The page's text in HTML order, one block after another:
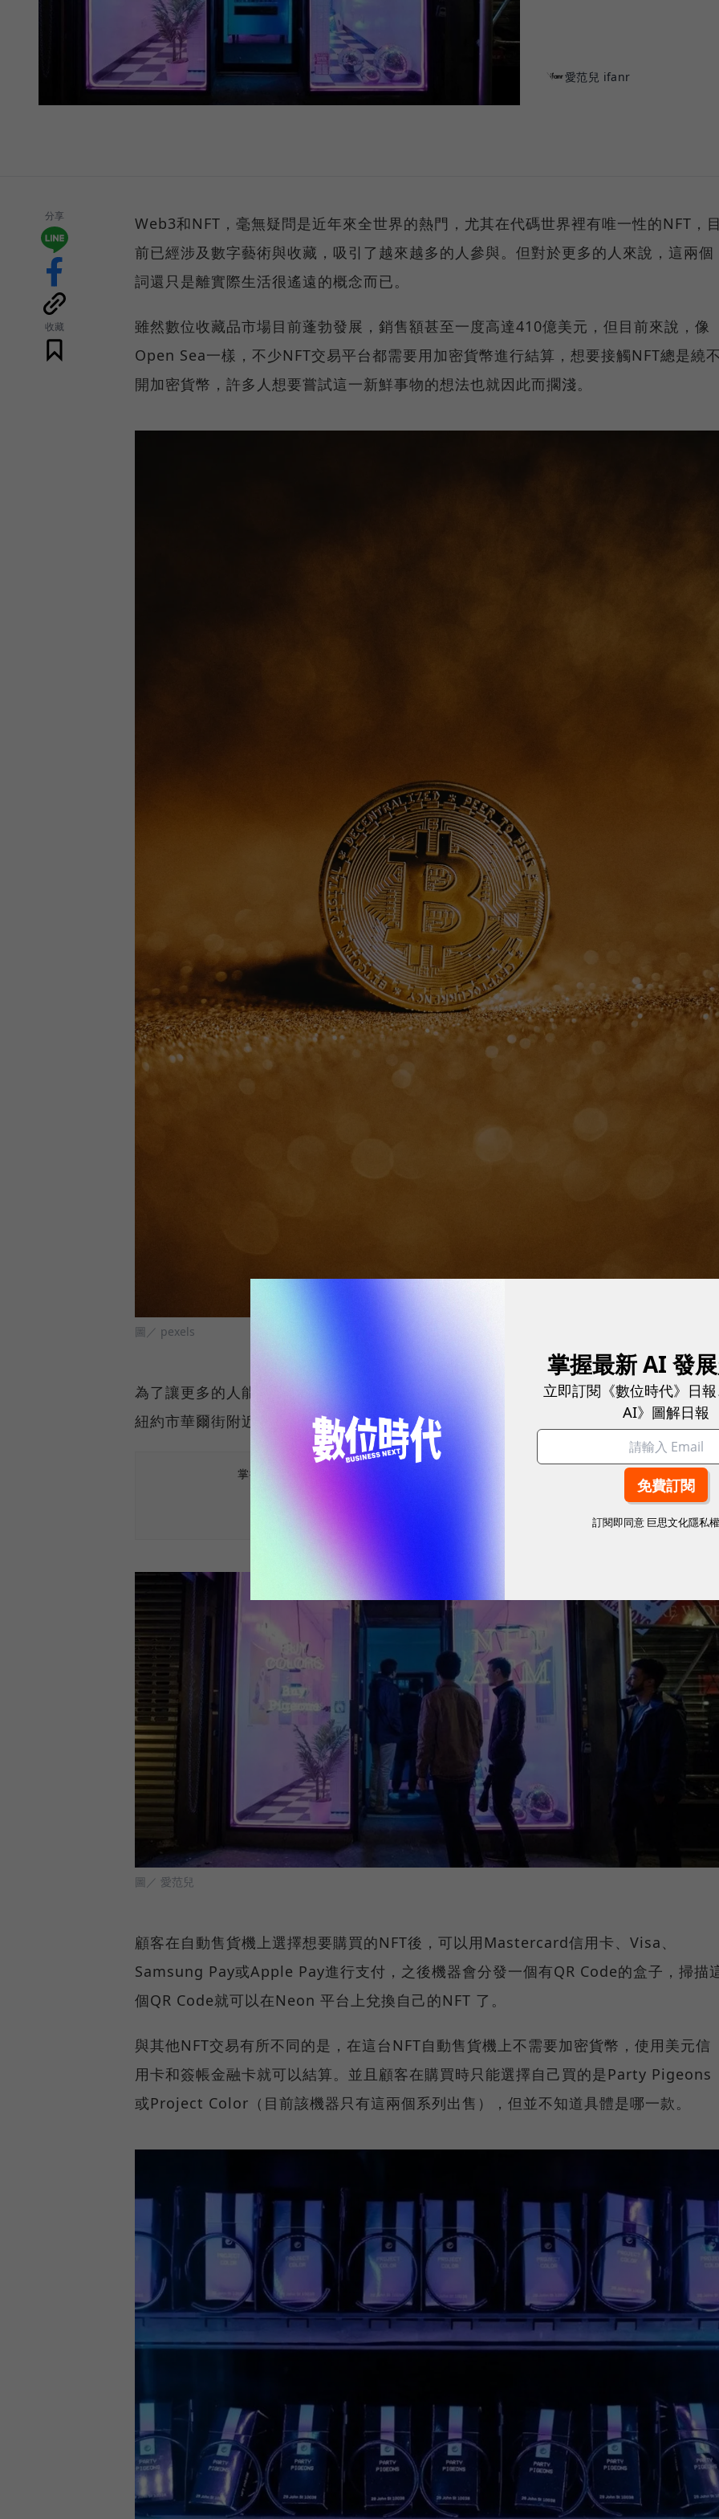
愛范兒 ifanr
分享
收藏
Web3和NFT，毫無疑問是近年來全世界的熱門，尤其在代碼世界裡有唯一性的NFT，
前已經涉及數字藝術與收藏，吸引了越來越多的人參與。但對於更多的人來說，這兩個
詞還只是離實際生活很遙遠的概念而已。
雖然數位收藏品市場目前蓬勃發展，銷售額甚至一度高達410億美元，但目前來說，像
Open Sea一樣，不少NFT交易平台都需要用加密貨幣進行結算，想要接觸NFT總是繞
開加密貨幣，許多人想要嘗試這一新鮮事物的想法也就因此而擱淺。
圖／ pexels
為了讓更多的人能更容易地接觸NFT，一家基於Solana區塊鏈的NFT平台——Neon，
紐約市華爾街附近的約翰街29號，設立了世界上第一台NFT自動售貨機24小時開放。
掌握最新AI、半導體、數位趨勢！訂閱《數位時代》日報及社群活動訊息
圖／ 愛范兒
顧客在自動售貨機上選擇想要購買的NFT後，可以用Mastercard信用卡、Visa、
Samsung Pay或Apple Pay進行支付，之後機器會分發一個有QR Code的盒子，掃描
個QR Code就可以在Neon 平台上兌換自己的NFT 了。
與其他NFT交易有所不同的是，在這台NFT自動售貨機上不需要加密貨幣，使用美元信
用卡和簽帳金融卡就可以結算。並且顧客在購買時只能選擇自己買的是Party Pigeons
或Project Color（目前該機器只有這兩個系列出售），但並不知道具體是哪一款。
掌握最新 AI 發
立即訂閱《數位時代》日
AI》圖解日報
訂閱即同意 巨思文化隱私